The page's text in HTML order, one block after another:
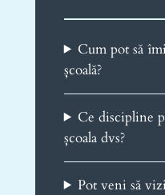
Cum pot să
școală?
Ce discipline
școala dvs?
Pot veni să